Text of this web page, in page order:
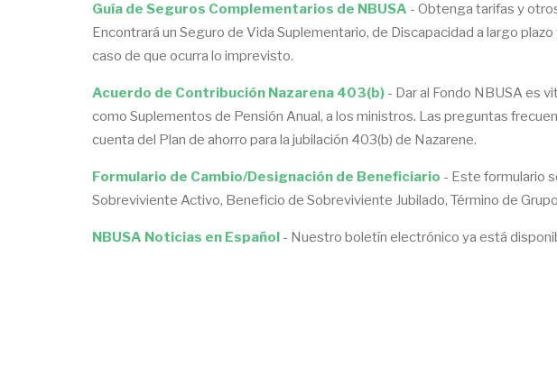
Guía de Seguros Complementarios de NBUSA - Obtenga tarifas y
Encontrará un Seguro de Vida Suplementario, de Discapacidad a largo
caso de que ocurra lo imprevisto.
Acuerdo de Contribución Nazarena 403(b) - Dar al Fondo NBUSA es
como Suplementos de Pensión Anual, a los ministros. Las preguntas
cuenta del Plan de ahorro para la jubilación 403(b) de Nazarene.
Formulario de Cambio/Designación de Beneficiario - Este formulario
Sobreviviente Activo, Beneficio de Sobreviviente Jubilado, Término de
NBUSA Noticias en Español - Nuestro boletín electrónico ya está